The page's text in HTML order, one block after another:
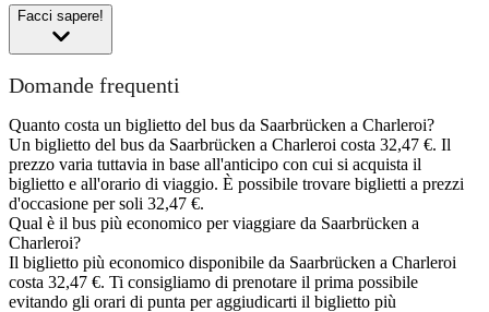
Facci sapere!
Domande frequenti
Quanto costa un biglietto del bus da Saarbrücken a Charleroi?
Un biglietto del bus da Saarbrücken a Charleroi costa 32,47 €. Il
prezzo varia tuttavia in base all'anticipo con cui si acquista il
biglietto e all'orario di viaggio. È possibile trovare biglietti a prezzi
d'occasione per soli 32,47 €.
Qual è il bus più economico per viaggiare da Saarbrücken a
Charleroi?
Il biglietto più economico disponibile da Saarbrücken a Charleroi
costa 32,47 €. Ti consigliamo di prenotare il prima possibile
evitando gli orari di punta per aggiudicarti il biglietto più